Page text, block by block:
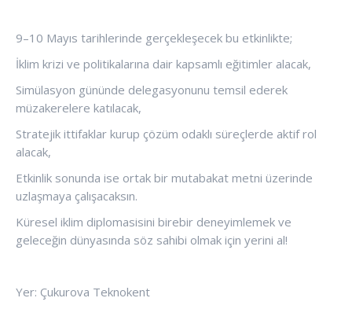
9–10 Mayıs tarihlerinde gerçekleşecek bu etkinlikte;
İklim krizi ve politikalarına dair kapsamlı eğitimler alacak,
Simülasyon gününde delegasyonunu temsil ederek
müzakerelere katılacak,
Stratejik ittifaklar kurup çözüm odaklı süreçlerde aktif rol
alacak,
Etkinlik sonunda ise ortak bir mutabakat metni üzerinde
uzlaşmaya çalışacaksın.
Küresel iklim diplomasisini birebir deneyimlemek ve
geleceğin dünyasında söz sahibi olmak için yerini al!
Yer: Çukurova Teknokent